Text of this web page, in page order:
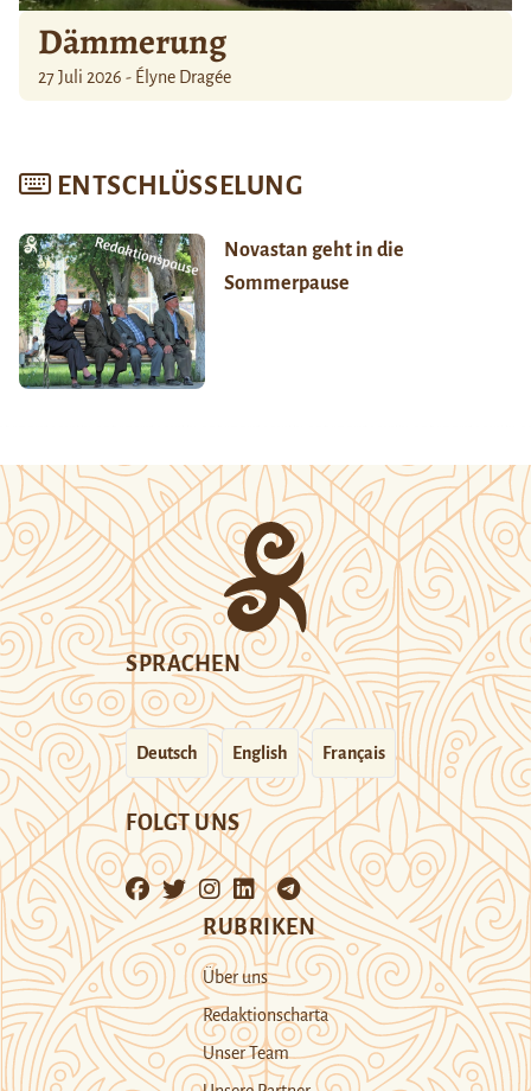
Dämmerung
27 Juli 2026 - Élyne Dragée
ENTSCHLÜSSELUNG
Novastan geht in die
Sommerpause
SPRACHEN
Deutsch English Français
FOLGT UNS
RUBRIKEN
Über uns
Redaktionscharta
Unser Team